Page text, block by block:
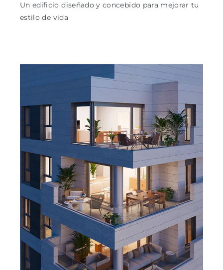
Un edificio diseñado y concebido para mejorar tu
estilo de vida